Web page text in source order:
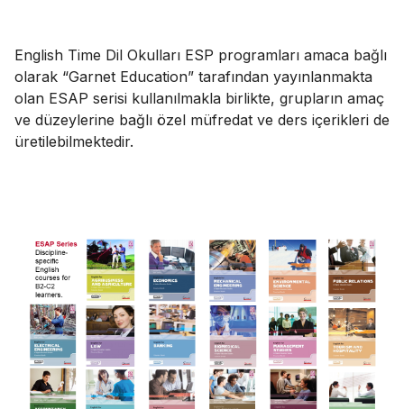
English Time Dil Okulları ESP programları amaca bağlı
olarak “Garnet Education” tarafından yayınlanmakta
olan ESAP serisi kullanılmakla birlikte, grupların amaç
ve düzeylerine bağlı özel müfredat ve ders içerikleri de
üretilebilmektedir.